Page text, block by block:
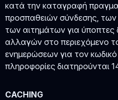
κατά την καταγραφή
προσπαθειών σύνδεσης,
των αιτημάτων για ύποπτες
αλλαγών στο περιεχόμενο
ενημερώσεων για τον
πληροφορίες διατηρούνται
CACHING